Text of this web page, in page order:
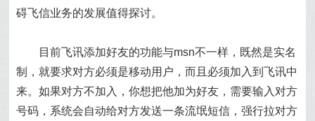
碍飞信业务的发展值得探讨。
目前飞讯添加好友的功能与msn不一样，既然是实名
制，就要求对方必须是移动用户，而且必须加入到飞讯中
来。如果对方不加入，你想把他加为好友，需要输入对方
号码，系统会自动给对方发送一条流氓短信，强行拉对方